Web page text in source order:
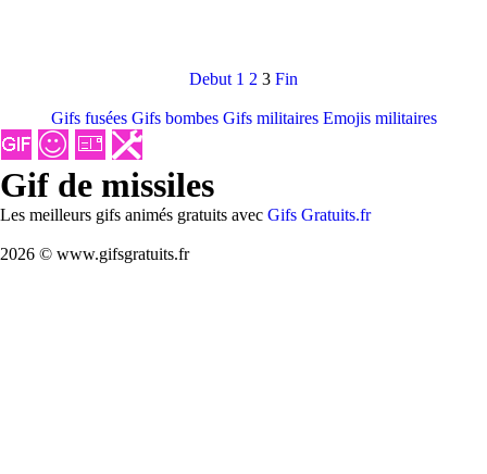
Debut 1 2 3 Fin
Gifs fusées Gifs bombes Gifs militaires Emojis militaires
Gif de missiles
Les meilleurs gifs animés gratuits avec Gifs Gratuits.fr
2026 © www.gifsgratuits.fr